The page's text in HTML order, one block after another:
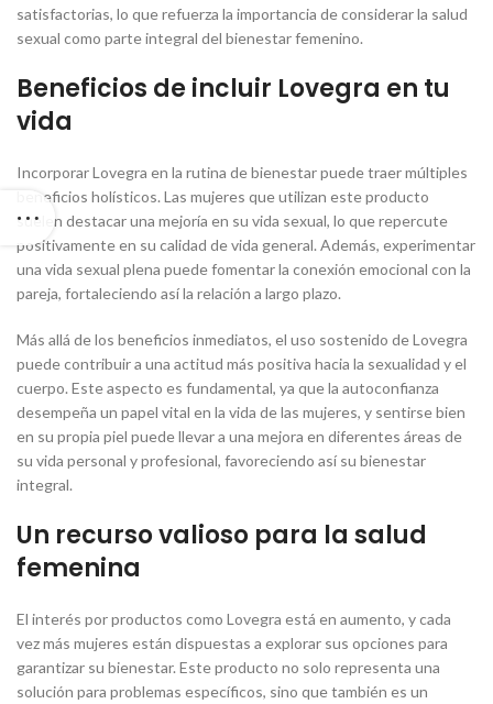
satisfactorias, lo que refuerza la importancia de considerar la salud
sexual como parte integral del bienestar femenino.
Beneficios de incluir Lovegra en tu
vida
Incorporar Lovegra en la rutina de bienestar puede traer múltiples
beneficios holísticos. Las mujeres que utilizan este producto
suelen destacar una mejoría en su vida sexual, lo que repercute
positivamente en su calidad de vida general. Además, experimentar
una vida sexual plena puede fomentar la conexión emocional con la
pareja, fortaleciendo así la relación a largo plazo.
Más allá de los beneficios inmediatos, el uso sostenido de Lovegra
puede contribuir a una actitud más positiva hacia la sexualidad y el
cuerpo. Este aspecto es fundamental, ya que la autoconfianza
desempeña un papel vital en la vida de las mujeres, y sentirse bien
en su propia piel puede llevar a una mejora en diferentes áreas de
su vida personal y profesional, favoreciendo así su bienestar
integral.
Un recurso valioso para la salud
femenina
El interés por productos como Lovegra está en aumento, y cada
vez más mujeres están dispuestas a explorar sus opciones para
garantizar su bienestar. Este producto no solo representa una
solución para problemas específicos, sino que también es un